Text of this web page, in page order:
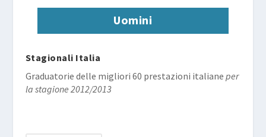
Uomini
Stagionali Italia
Graduatorie delle migliori 60 prestazioni italiane per
la stagione 2012/2013